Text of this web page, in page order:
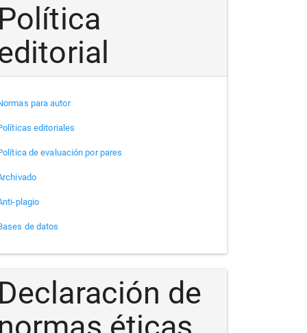
Política
para autor
editoriales
de evaluación por pares
plagio
de datos
Declaración de